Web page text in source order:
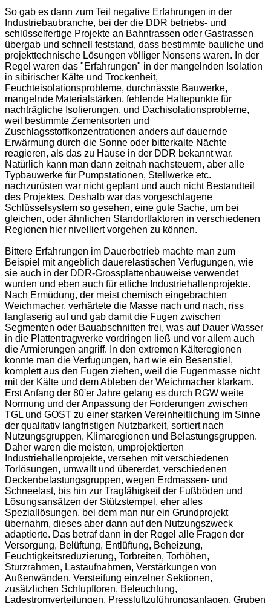
So gab es dann zum Teil negative Erfahrungen in der
Industriebaubranche, bei der die DDR betriebs- und
schlüsselfertige Projekte an Bahntrassen oder Gastrassen
übergab und schnell feststand, dass bestimmte bauliche und
projekttechnische Lösungen völliger Nonsens waren. In der
Regel waren das "Erfahrungen" in der mangelnden Isolation
in sibirischer Kälte und Trockenheit,
Feuchteisolationsprobleme, durchnässte Bauwerke,
mangelnde Materialstärken, fehlende Haltepunkte für
nachträgliche Isolierungen, und Dachisolationsprobleme,
weil bestimmte Zementsorten und
Zuschlagsstoffkonzentrationen anders auf dauernde
Erwärmung durch die Sonne oder bitterkalte Nächte
reagieren, als das zu Hause in der DDR bekannt war.
Natürlich kann man dann zeitnah nachsteuern, aber alle
Typbauwerke für Pumpstationen, Stellwerke etc.
nachzurüsten war nicht geplant und auch nicht Bestandteil
des Projektes. Deshalb war das vorgeschlagene
Schlüsselsystem so gesehen, eine gute Sache, um bei
gleichen, oder ähnlichen Standortfaktoren in verschiedenen
Regionen hier nivelliert vorgehen zu können.
Bittere Erfahrungen im Dauerbetrieb machte man zum
Beispiel mit angeblich dauerelastischen Verfugungen, wie
sie auch in der DDR-Grossplattenbauweise verwendet
wurden und eben auch für etliche Industriehallenprojekte.
Nach Ermüdung, der meist chemisch eingebrachten
Weichmacher, verhärtete die Masse nach und nach, riss
langfaserig auf und gab damit die Fugen zwischen
Segmenten oder Bauabschnitten frei, was auf Dauer Wasser
in die Plattentragwerke vordringen ließ und vor allem auch
die Armierungen angriff. In den extremen Kälteregionen
konnte man die Verfugungen, hart wie ein Besenstiel,
komplett aus den Fugen ziehen, weil die Fugenmasse nicht
mit der Kälte und dem Ableben der Weichmacher klarkam.
Erst Anfang der 80'er Jahre gelang es durch RGW weite
Normung und der Anpassung der Forderungen zwischen
TGL und GOST zu einer starken Vereinheitlichung im Sinne
der qualitativ langfristigen Nutzbarkeit, sortiert nach
Nutzungsgruppen, Klimaregionen und Belastungsgruppen.
Daher waren die meisten, umprojektierten
Industriehallenprojekte, versehen mit verschiedenen
Torlösungen, umwallt und übererdet, verschiedenen
Deckenbelastungsgruppen, wegen Erdmassen- und
Schneelast, bis hin zur Tragfähigkeit der Fußböden und
Lösungsansätzen der Stützstempel, eher alles
Speziallösungen, bei dem man nur ein Grundprojekt
übernahm, dieses aber dann auf den Nutzungszweck
adaptierte. Das betraf dann in der Regel alle Fragen der
Versorgung, Belüftung, Entlüftung, Beheizung,
Feuchtigkeitsreduzierung, Torbreiten, Torhöhen,
Sturzrahmen, Lastaufnahmen, Verstärkungen von
Außenwänden, Versteifung einzelner Sektionen,
zusätzlichen Schlupftoren, Beleuchtung,
Ladestromverteilungen, Pressluftzuführungsanlagen, Gruben